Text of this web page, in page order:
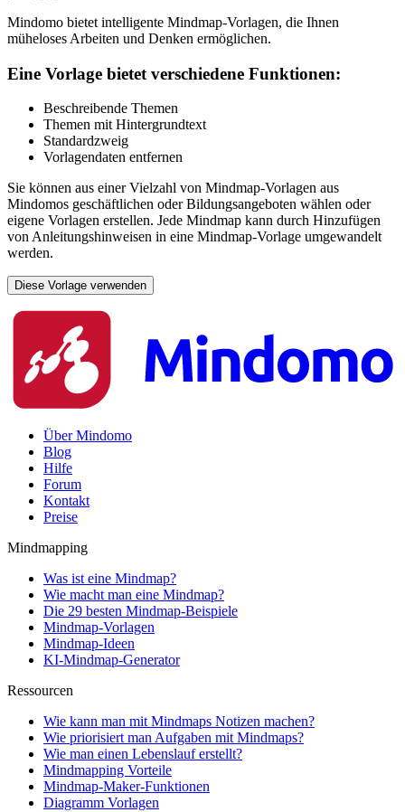
Mindomo bietet intelligente Mindmap-Vorlagen, die Ihnen
müheloses Arbeiten und Denken ermöglichen.
Eine Vorlage bietet verschiedene Funktionen:
Beschreibende Themen
Themen mit Hintergrundtext
Standardzweig
Vorlagendaten entfernen
Sie können aus einer Vielzahl von Mindmap-Vorlagen aus
Mindomos geschäftlichen oder Bildungsangeboten wählen oder
eigene Vorlagen erstellen. Jede Mindmap kann durch Hinzufügen
von Anleitungshinweisen in eine Mindmap-Vorlage umgewandelt
werden.
Diese Vorlage verwenden
Über Mindomo
Blog
Hilfe
Forum
Kontakt
Preise
Mindmapping
Was ist eine Mindmap?
Wie macht man eine Mindmap?
Die 29 besten Mindmap-Beispiele
Mindmap-Vorlagen
Mindmap-Ideen
KI-Mindmap-Generator
Ressourcen
Wie kann man mit Mindmaps Notizen machen?
Wie priorisiert man Aufgaben mit Mindmaps?
Wie man einen Lebenslauf erstellt?
Mindmapping Vorteile
Mindmap-Maker-Funktionen
Diagramm Vorlagen